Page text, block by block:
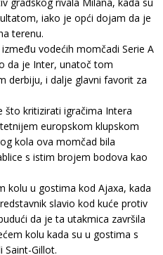
iako je opći dojam da je
terenu.
vodećih momčadi Serie A
da je Inter, unatoč tom
derbiju, i dalje glavni favorit za
što kritizirati igračima Intera
europskom klupskom
kola ova momčad bila
s istim brojem bodova kao
kolu u gostima kod Ajaxa, kada
slavio kod kuće protiv
da je ta utakmica završila
kolu kada su u gostima s
Saint-Gillot.